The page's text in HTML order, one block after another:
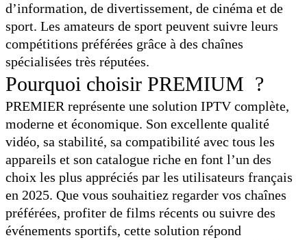
d’information, de divertissement, de cinéma et de
sport. Les amateurs de sport peuvent suivre leurs
compétitions préférées grâce à des chaînes
spécialisées très réputées.
Pourquoi choisir PREMIUM ?
PREMIER représente une solution IPTV complète,
moderne et économique. Son excellente qualité
vidéo, sa stabilité, sa compatibilité avec tous les
appareils et son catalogue riche en font l’un des
choix les plus appréciés par les utilisateurs français
en 2025. Que vous souhaitiez regarder vos chaînes
préférées, profiter de films récents ou suivre des
événements sportifs, cette solution répond